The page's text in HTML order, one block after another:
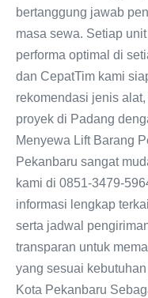
bertanggung jawab
masa sewa. Setiap
performa optimal di
dan CepatTim kami
rekomendasi jenis
proyek di Padang
Menyewa Lift Barang
Pekanbaru sangat
kami di 0851-3479-
informasi lengkap
serta jadwal
transparan untuk
yang sesuai
Kota Pekanbaru